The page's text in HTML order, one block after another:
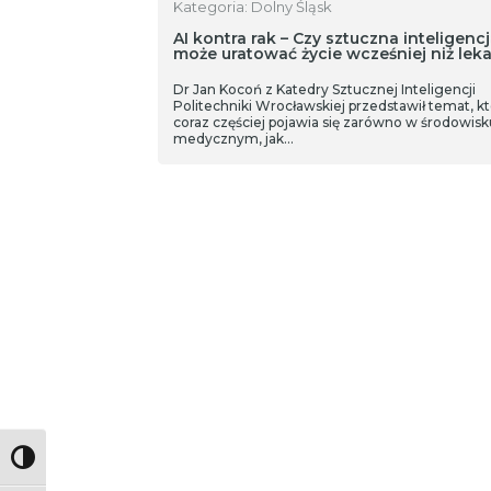
Toggle High Contrast
Kategoria: Dolny Śląsk
AI kontra rak – Czy sztuczna
może uratować życie wcześniej niż
Dr Jan Kocoń z Katedry Sztucznej Inteligencji
Politechniki Wrocławskiej przedstawił temat,
coraz częściej pojawia się zarówno w
medycznym, jak…